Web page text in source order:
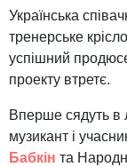
Українська
тренерське
успішний
проекту втретє.
Вперше сядуть в
музикант і
Бабкін та